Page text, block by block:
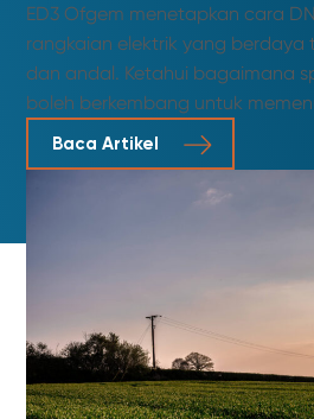
ED3 Ofgem menetapkan cara
rangkaian elektrik yang berdaya
dan andal. Ketahui bagaimana
boleh berkembang untuk
Baca Artikel